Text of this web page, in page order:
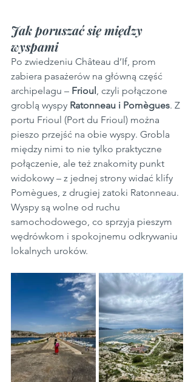
Jak poruszać się między
wyspami
Po zwiedzeniu Château d’If, prom
zabiera pasażerów na główną część
archipelagu – Frioul , czyli połączone
groblą wyspy Ratonneau i Pomègues. Z
portu Frioul (Port du Frioul) można
pieszo przejść na obie wyspy. Grobla
między nimi to nie tylko praktyczne
połączenie, ale też znakomity punkt
widokowy – z jednej strony widać klify
Pomègues, z drugiej zatoki Ratonneau.
Wyspy są wolne od ruchu
samochodowego, co sprzyja pieszym
wędrówkom i spokojnemu odkrywaniu
lokalnych uroków.